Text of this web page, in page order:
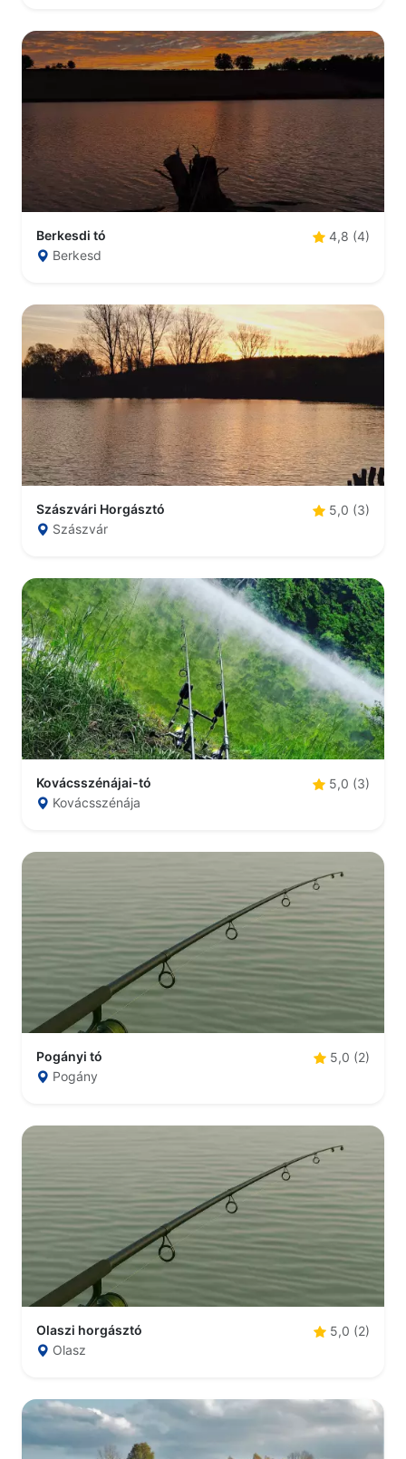
Berkesdi tó
4,8 (4)
Berkesd
Szászvári Horgásztó
5,0 (3)
Szászvár
Kovácsszénájai-tó
5,0 (3)
Kovácsszénája
Pogányi tó
5,0 (2)
Pogány
Olaszi horgásztó
5,0 (2)
Olasz